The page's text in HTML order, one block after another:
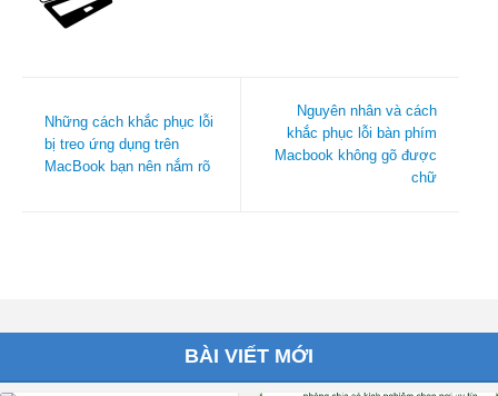
Những cách khắc phục lỗi
bị treo ứng dụng trên
MacBook bạn nên nắm rõ
Nguyên nhân và cách
khắc phục lỗi bàn phím
Macbook không gõ được
chữ
BÀI VIẾT MỚI